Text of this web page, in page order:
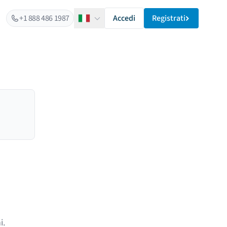
+1 888 486 1987 ItalianoAccedi Registrati
.